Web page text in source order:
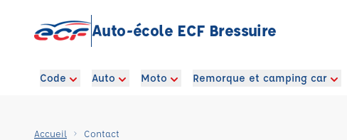
Auto-école ECF Bressuire
Code Auto Moto Remorque et camping car
Accueil Contact